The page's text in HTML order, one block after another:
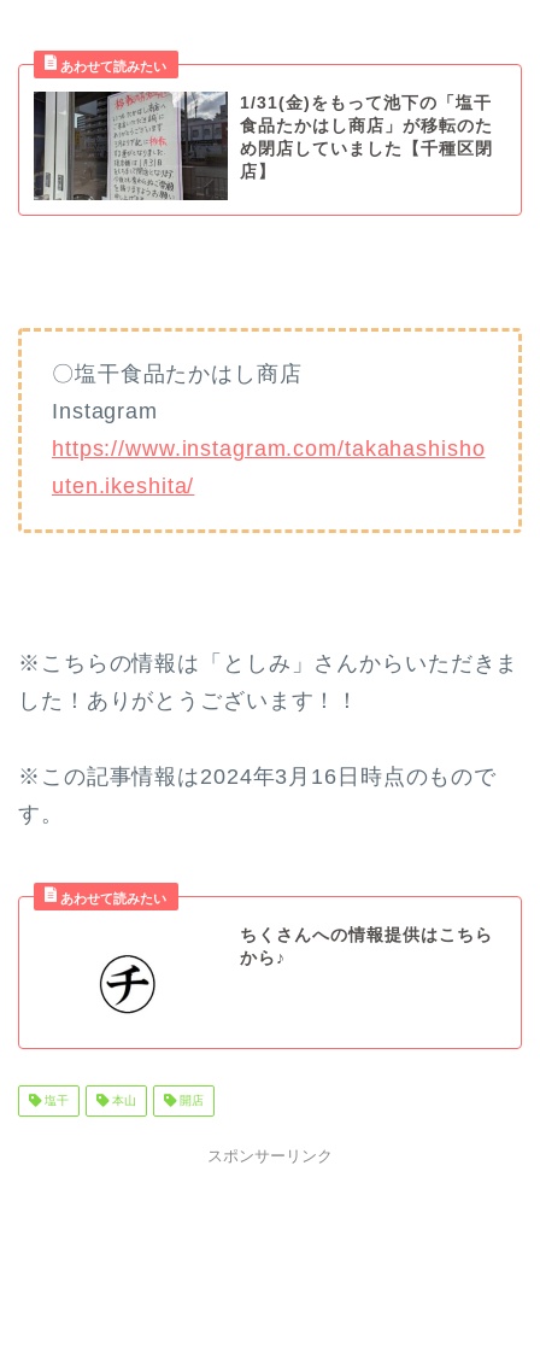
1/31(金)をもって池下の「塩干
食品たかはし商店」が移転のた
め閉店していました【千種区閉
店】
〇塩干食品たかはし商店
Instagram
https://www.instagram.com/takahashisho
uten.ikeshita/
※こちらの情報は「としみ」さんからいただきま
した！ありがとうございます！！
※この記事情報は2024年3月16日時点のもので
す。
ちくさんへの情報提供はこちら
から♪
塩干 本山 開店
スポンサーリンク